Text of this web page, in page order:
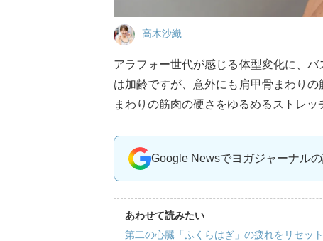
高木沙織
アラフォー世代が感じる体型変化に、
は加齢ですが、意外にも肩甲骨まわり
まわりの筋肉の硬さをゆるめるストレッ
Google Newsでヨガジャーナル
あわせて読みたい
第二の心臓「ふくらはぎ」の疲れをリセッ